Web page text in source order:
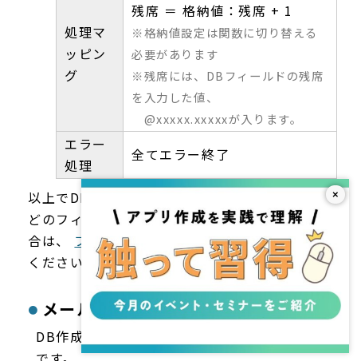
処理マ
ッピン
グ
残席 ＝ 格納値：残席 + 1
※格納値設定は関数に切り替える
必要があります
※残席には、DBフィールドの残席
を入力した値、
@xxxxx.xxxxxが入ります。
エラー
処理
全てエラー終了
以上でDB関連の設定は完了です。
どのフィールドタイプが適しているのか迷った場
合は、 フィールドタイプの選び方
をご参考
ください。
メールアクションについて
DB作成が完了したら次はメールアクション設定
×